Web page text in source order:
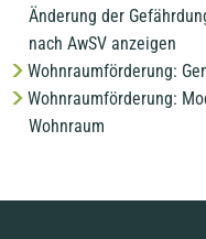
Änderung der
nach AwSV anzeigen
Wohnraumförderung:
Wohnraumförderung:
Wohnraum